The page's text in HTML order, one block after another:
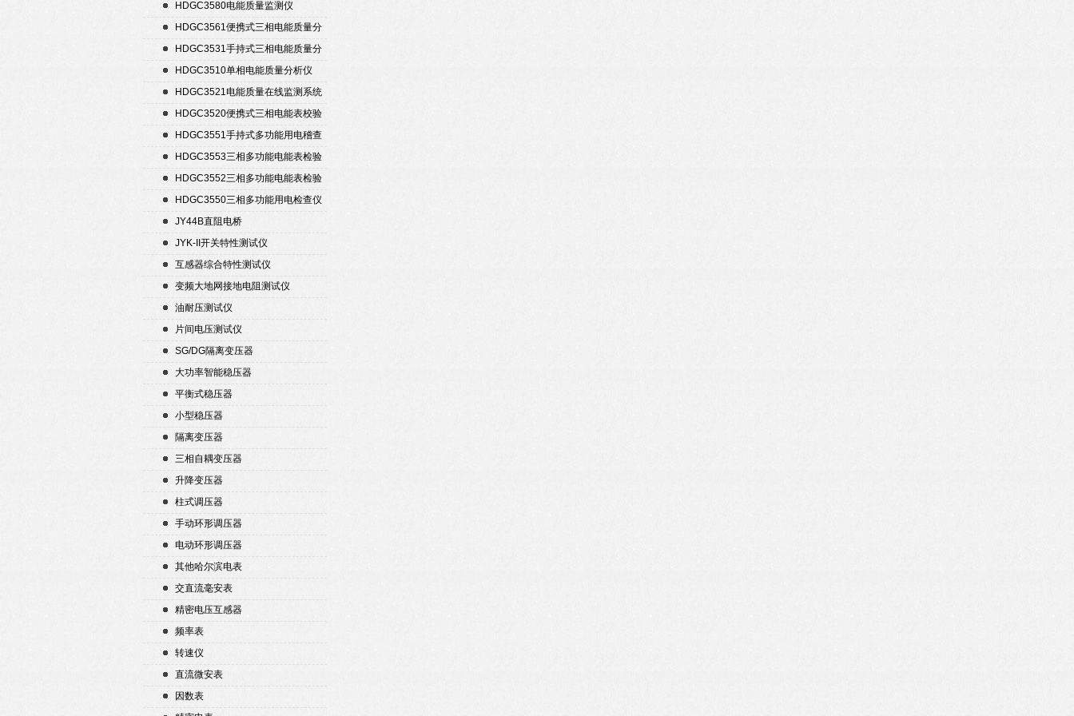
置
HDGC3580电能质量监测仪
HDGC3561便携式三相电能质量分
析仪
HDGC3531手持式三相电能质量分
析仪
HDGC3510单相电能质量分析仪
HDGC3521电能质量在线监测系统
HDGC3520便携式三相电能表校验
仪
HDGC3551手持式多功能用电稽查
仪
HDGC3553三相多功能电能表检验
装置
HDGC3552三相多功能电能表检验
装置
HDGC3550三相多功能用电检查仪
JY44B直阻电桥
JYK-II开关特性测试仪
互感器综合特性测试仪
变频大地网接地电阻测试仪
油耐压测试仪
片间电压测试仪
SG/DG隔离变压器
大功率智能稳压器
平衡式稳压器
小型稳压器
隔离变压器
三相自耦变压器
升降变压器
柱式调压器
手动环形调压器
电动环形调压器
其他哈尔滨电表
交直流毫安表
精密电压互感器
频率表
转速仪
直流微安表
因数表